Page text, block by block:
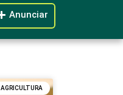
Anunciar
AGRICULTURA